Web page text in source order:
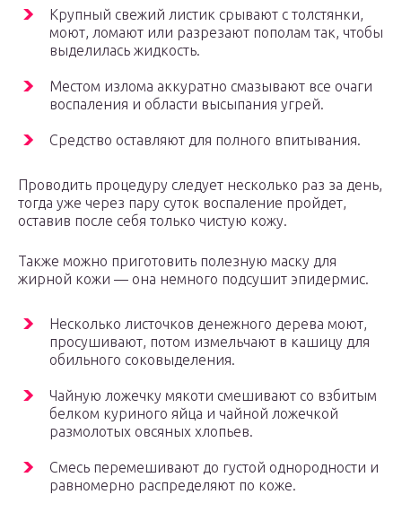
Крупный свежий листик срывают с толстянки,
моют, ломают или разрезают пополам так, чтобы
выделилась жидкость.
Местом излома аккуратно смазывают все очаги
воспаления и области высыпания угрей.
Средство оставляют для полного впитывания.
Проводить процедуру следует несколько раз за день,
тогда уже через пару суток воспаление пройдет,
оставив после себя только чистую кожу.
Также можно приготовить полезную маску для
жирной кожи — она немного подсушит эпидермис.
Несколько листочков денежного дерева моют,
просушивают, потом измельчают в кашицу для
обильного соковыделения.
Чайную ложечку мякоти смешивают со взбитым
белком куриного яйца и чайной ложечкой
размолотых овсяных хлопьев.
Смесь перемешивают до густой однородности и
равномерно распределяют по коже.